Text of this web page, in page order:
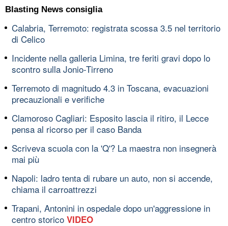
Blasting News consiglia
Calabria, Terremoto: registrata scossa 3.5 nel territorio
di Celico
Incidente nella galleria Limina, tre feriti gravi dopo lo
scontro sulla Jonio-Tirreno
Terremoto di magnitudo 4.3 in Toscana, evacuazioni
precauzionali e verifiche
Clamoroso Cagliari: Esposito lascia il ritiro, il Lecce
pensa al ricorso per il caso Banda
Scriveva scuola con la 'Q'? La maestra non insegnerà
mai più
Napoli: ladro tenta di rubare un auto, non si accende,
chiama il carroattrezzi
Trapani, Antonini in ospedale dopo un'aggressione in
centro storico VIDEO